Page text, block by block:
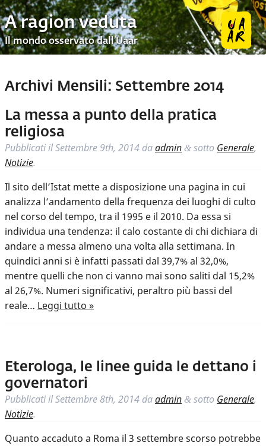
A ragion veduta
Il mondo osservato dall’Uaar
Archivi Mensili: Settembre 2014
La messa a punto della pratica
religiosa
Pubblicati ilSettembre 9th, 2014 daadmin & sotto Generale,
Notizie.
Il sito dell’Istat mette a disposizione una pagina in cui
analizza l’andamento della frequenza dei luoghi di culto
nel corso del tempo, tra il 1995 e il 2010. Da essa si
individua una tendenza: il calo costante di chi dichiara di
andare a messa almeno una volta alla settimana. In
quindici anni si è infatti passati dal 39,7% al 32,0%,
mentre quelli che non ci vanno mai sono saliti dal 15,2%
al 26,7%. Numeri significativi, peraltro più bassi del
reale… Leggi tutto »
Eterologa, le linee guida le dettano i
governatori
Pubblicati ilSettembre 8th, 2014 daadmin & sotto Generale,
Notizie.
Quanto accaduto a Roma il 3 settembre scorso potrebbe